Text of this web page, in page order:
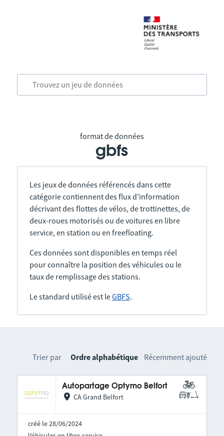
format de données
gbfs
Les jeux de données référencés dans cette
catégorie contiennent des flux d’information
décrivant des flottes de vélos, de trottinettes, de
deux-roues motorisés ou de voitures en libre
service, en station ou en freefloating.
Ces données sont disponibles en temps réel
pour connaître la position des véhicules ou le
taux de remplissage des stations.
Le standard utilisé est leGBFS.
Trier par Ordre alphabétique Récemment ajouté
Autopartage Optymo Belfort
CA Grand Belfort
créé le 28/06/2024